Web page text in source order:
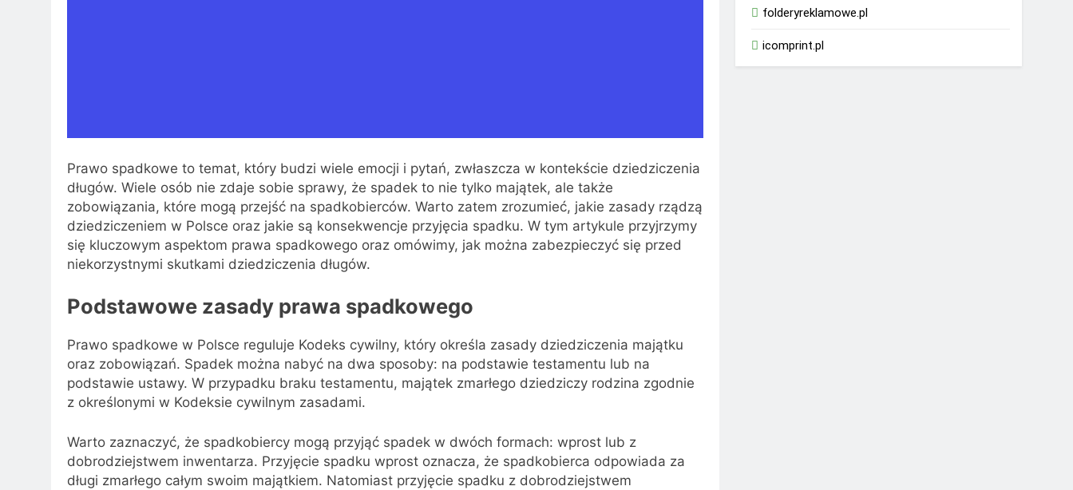
Prawo spadkowe to temat, który budzi wiele emocji i pytań, zwłaszcza w kontekście dziedziczenia
długów. Wiele osób nie zdaje sobie sprawy, że spadek to nie tylko majątek, ale także
zobowiązania, które mogą przejść na spadkobierców. Warto zatem zrozumieć, jakie zasady rządzą
dziedziczeniem w Polsce oraz jakie są konsekwencje przyjęcia spadku. W tym artykule przyjrzymy
się kluczowym aspektom prawa spadkowego oraz omówimy, jak można zabezpieczyć się przed
niekorzystnymi skutkami dziedziczenia długów.
Podstawowe zasady prawa spadkowego
Prawo spadkowe w Polsce reguluje Kodeks cywilny, który określa zasady dziedziczenia majątku
oraz zobowiązań. Spadek można nabyć na dwa sposoby: na podstawie testamentu lub na
podstawie ustawy. W przypadku braku testamentu, majątek zmarłego dziedziczy rodzina zgodnie
z określonymi w Kodeksie cywilnym zasadami.
Warto zaznaczyć, że spadkobiercy mogą przyjąć spadek w dwóch formach: wprost lub z
dobrodziejstwem inwentarza. Przyjęcie spadku wprost oznacza, że spadkobierca odpowiada za
długi zmarłego całym swoim majątkiem. Natomiast przyjęcie spadku z dobrodziejstwem
folderyreklamowe.pl
icomprint.pl